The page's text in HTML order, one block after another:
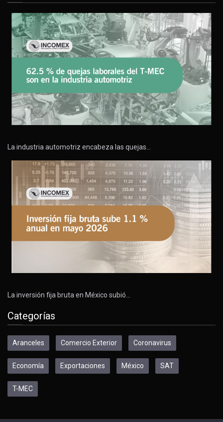
La industria automotriz encabeza las quejas…
La inversión fija bruta en México subió…
Categorías
Aranceles Comercio Exterior Coronavirus
Economía Exportaciones México SAT
T-MEC